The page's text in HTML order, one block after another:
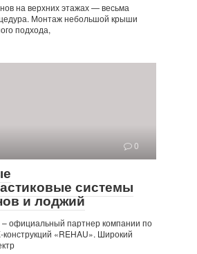
на верхних этажах — весьма
Монтаж небольшой крыши
подхода,
0
системы
и лоджий
официальный партнер компании по
«REHAU». Широкий